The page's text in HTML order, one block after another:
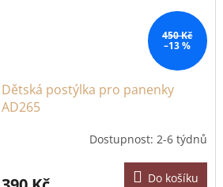
450 Kč
–13 %
Dětská postýlka pro panenky
AD265
Dostupnost: 2-6 týdnů
Do košíku